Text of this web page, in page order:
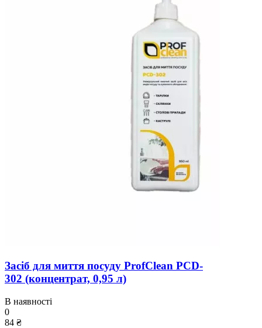
Засіб для миття посуду ProfClean PCD-
302 (концентрат, 0,95 л)
В наявності
0
84 ₴